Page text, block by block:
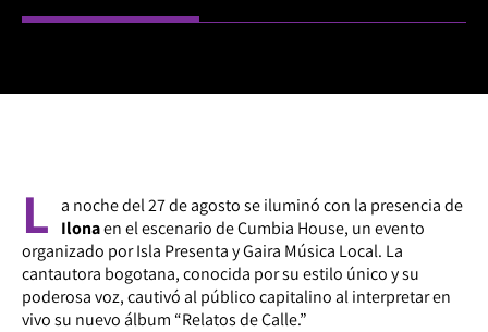
L
a noche del 27 de agosto se iluminó con la presencia de
Ilonaen el escenario de Cumbia House, un evento
organizado por Isla Presenta y Gaira Música Local. La
cantautora bogotana, conocida por su estilo único y su
poderosa voz, cautivó al público capitalino al interpretar en
vivo su nuevo álbum “Relatos de Calle.”